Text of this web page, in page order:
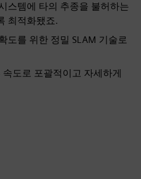
스템에 타의 추종을 불허하는
최적화됐죠.
도를 위한 정밀 SLAM 기술로
도로 포괄적이고 자세하게